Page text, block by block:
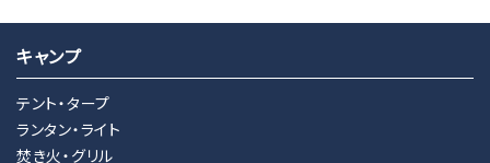
キャンプ
テント・タープ
ランタン・ライト
焚き火・グリル